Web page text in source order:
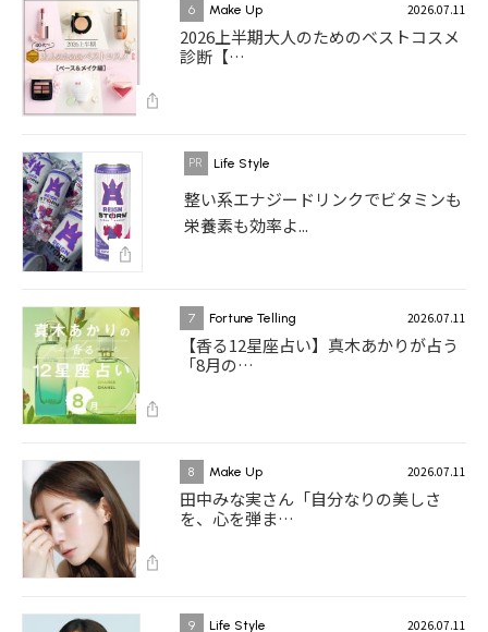
6 Make Up 2026.07.11
2026上半期大人のためのベストコスメ
診断【…
Life Style
整い系エナジードリンクでビタミンも
栄養素も効率よ...
7 Fortune Telling 2026.07.11
【香る12星座占い】真木あかりが占う
「8月の…
8 Make Up 2026.07.11
田中みな実さん「自分なりの美しさ
を、心を弾ま…
9 Life Style 2026.07.11